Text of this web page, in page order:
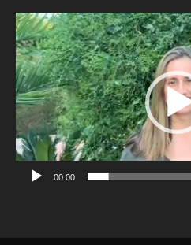
Reproductor
de
vídeo
00:00